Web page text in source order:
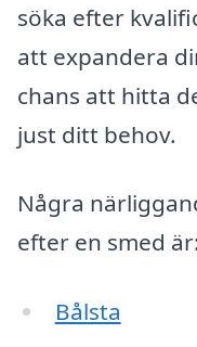
söka efter
att expandera
chans att hitta
just ditt behov.
Några
efter en smed är:
Bålsta